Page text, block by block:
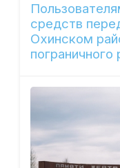
средств
Охинском